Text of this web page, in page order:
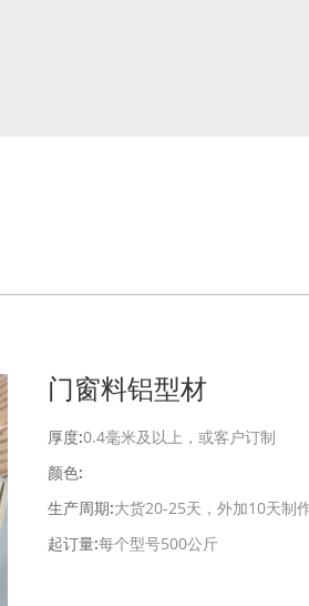
门窗料铝型材
厚度:0.4毫米及以上，或客户订制
颜色:
生产周期:大货20-25天，外加10天制
起订量:每个型号500公斤